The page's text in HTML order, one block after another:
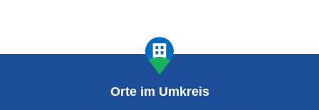
Orte im Umkreis